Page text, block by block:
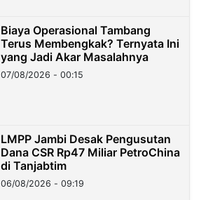
Biaya Operasional Tambang
Terus Membengkak? Ternyata Ini
yang Jadi Akar Masalahnya
07/08/2026 - 00:15
LMPP Jambi Desak Pengusutan
Dana CSR Rp47 Miliar PetroChina
di Tanjabtim
06/08/2026 - 09:19